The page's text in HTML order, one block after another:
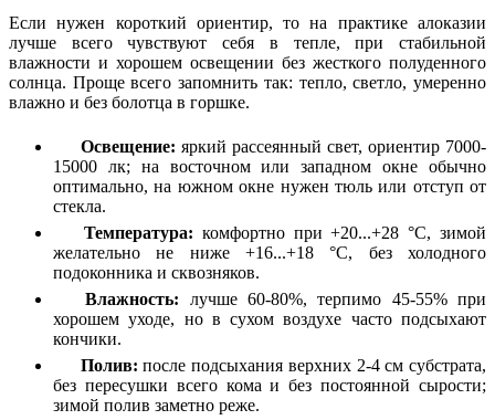
Если нужен короткий ориентир, то на практике алоказии
лучше всего чувствуют себя в тепле, при стабильной
влажности и хорошем освещении без жесткого полуденного
солнца. Проще всего запомнить так: тепло, светло, умеренно
влажно и без болотца в горшке.
Освещение: яркий рассеянный свет, ориентир 7000-
15000 лк; на восточном или западном окне обычно
оптимально, на южном окне нужен тюль или отступ от
стекла.
Температура: комфортно при +20...+28 °C, зимой
желательно не ниже +16...+18 °C, без холодного
подоконника и сквозняков.
Влажность: лучше 60-80%, терпимо 45-55% при
хорошем уходе, но в сухом воздухе часто подсыхают
кончики.
Полив: после подсыхания верхних 2-4 см субстрата,
без пересушки всего кома и без постоянной сырости;
зимой полив заметно реже.